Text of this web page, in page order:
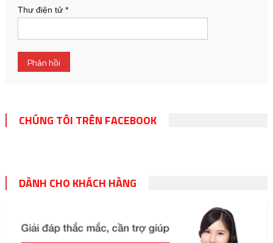
Thư điện tử *
CHÚNG TÔI TRÊN FACEBOOK
DÀNH CHO KHÁCH HÀNG